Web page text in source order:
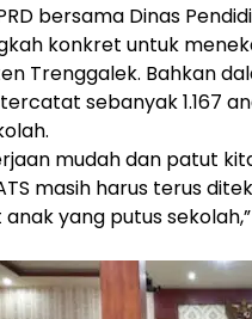
bersama Dinas
konkret untuk
Trenggalek. Bahkan
sebanyak 1.167
mudah dan patut
masih harus terus
yang putus